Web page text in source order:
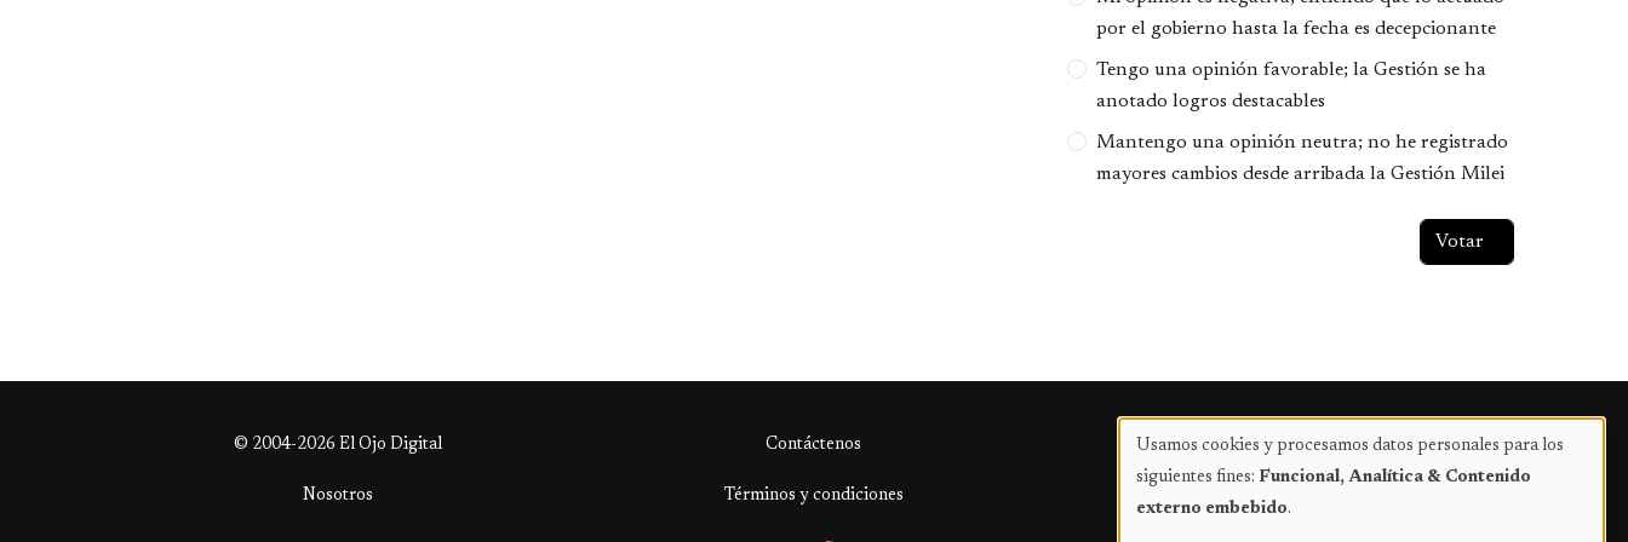
por el gobierno hasta la fecha es decepcionante
Tengo una opinión favorable; la Gestión se ha
anotado logros destacables
Mantengo una opinión neutra; no he registrado
mayores cambios desde arribada la Gestión Milei
© 2004-2026 El Ojo Digital Contáctenos Publicidad
Nosotros Términos y condiciones
Uso
de
Usamos cookies y procesamos datos personales para los
siguientes fines: Funcional, Analítica & Contenido
externo embebido.